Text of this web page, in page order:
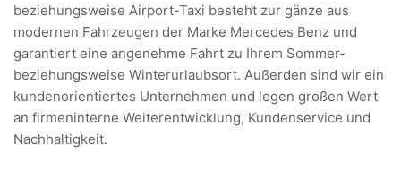
beziehungsweise Airport-Taxi besteht zur gänze aus
modernen Fahrzeugen der Marke Mercedes Benz und
garantiert eine angenehme Fahrt zu Ihrem Sommer-
beziehungsweise Winterurlaubsort. Außerden sind wir ein
kundenorientiertes Unternehmen und legen großen Wert
an firmeninterne Weiterentwicklung, Kundenservice und
Nachhaltigkeit.